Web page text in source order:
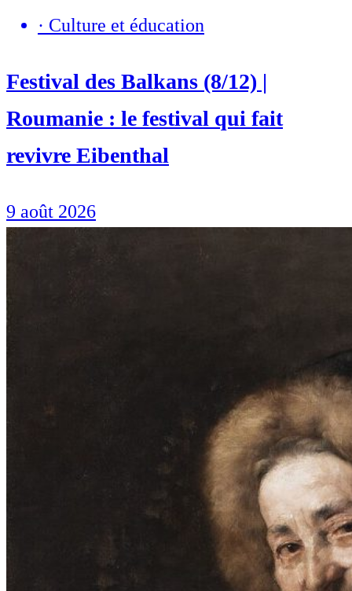
· Culture et éducation
Festival des Balkans (8/12) |
Roumanie : le festival qui fait
revivre Eibenthal
9 août 2026